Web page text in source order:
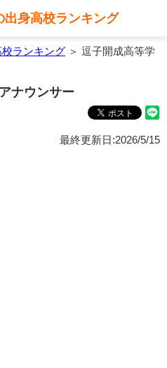
出身高校ランキング
ランキング ＞ 逗子開成高等学
ナウンサー
最終更新日:2026/5/15